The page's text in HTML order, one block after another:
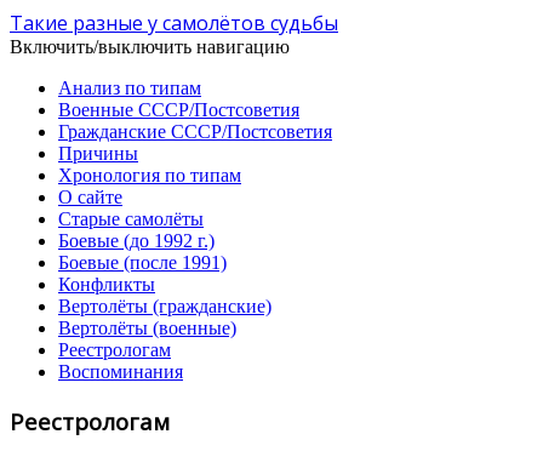
Такие разные у самолётов судьбы
Включить/выключить навигацию
Анализ по типам
Военные СССР/Постсоветия
Гражданские СССР/Постсоветия
Причины
Хронология по типам
О сайте
Старые самолёты
Боевые (до 1992 г.)
Боевые (после 1991)
Конфликты
Вертолёты (гражданские)
Вертолёты (военные)
Реестрологам
Воспоминания
Реестрологам